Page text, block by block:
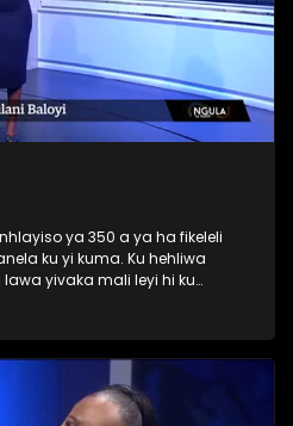
ya 350 a ya ha fikeleli
ku yi kuma. Ku hehliwa
yivaka mali leyi hi ku